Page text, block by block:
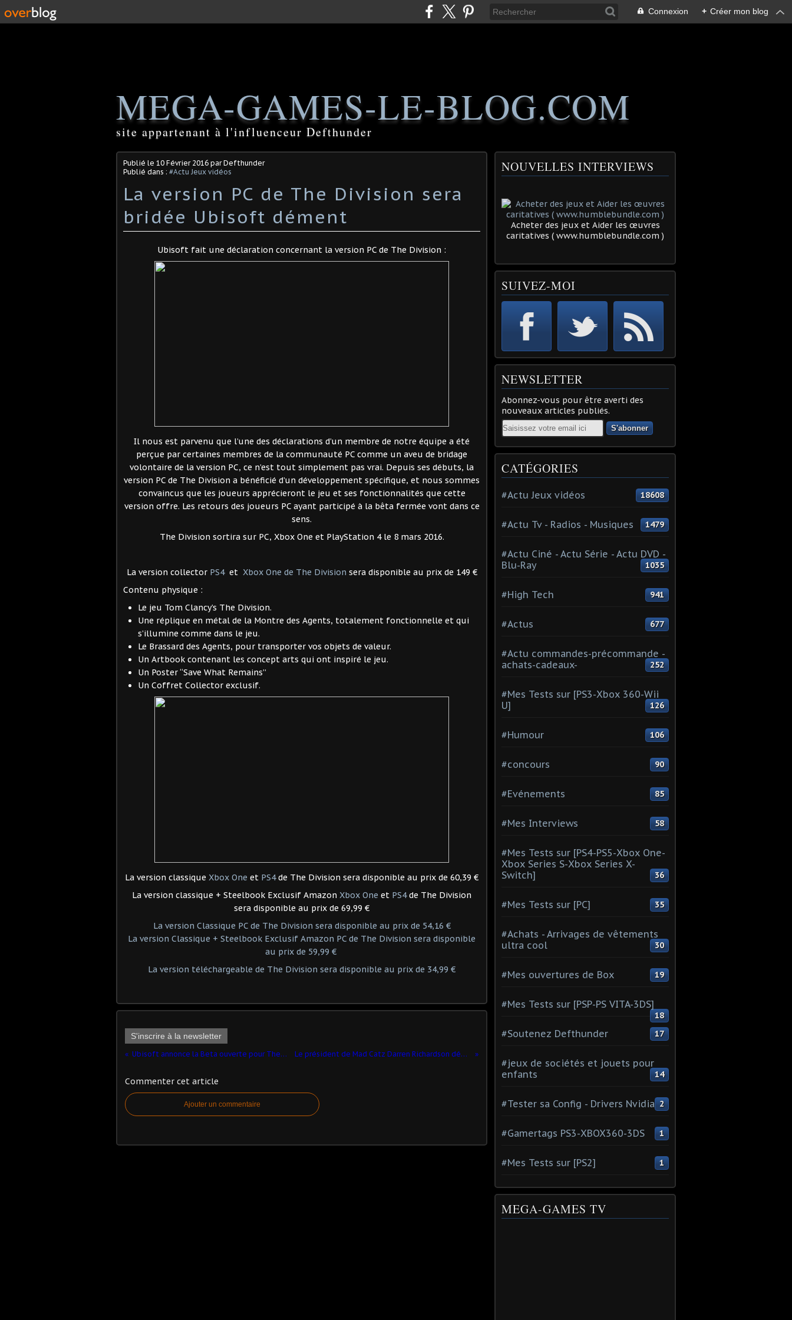
Connexion + Créer mon blog
MEGA-GAMES-LE-BLOG.COM
site appartenant à l'influenceur Defthunder
Publié le 10 Février 2016 par Defthunder
Publié dans : #Actu Jeux vidéos
La version PC de The Division sera
bridée Ubisoft dément
Ubisoft fait une déclaration concernant la version PC de The Division :
Il nous est parvenu que l’une des déclarations d’un membre de notre équipe a été
perçue par certaines membres de la communauté PC comme un aveu de bridage
volontaire de la version PC, ce n’est tout simplement pas vrai. Depuis ses débuts, la
version PC de The Division a bénéficié d’un développement spécifique, et nous sommes
convaincus que les joueurs apprécieront le jeu et ses fonctionnalités que cette
version offre. Les retours des joueurs PC ayant participé à la bêta fermée vont dans ce
sens.
The Division sortira sur PC, Xbox One et PlayStation 4 le 8 mars 2016.
La version collector PS4et Xbox One de The Division sera disponible au prix de 149 €
Contenu physique :
Le jeu Tom Clancy’s The Division.
Une réplique en métal de la Montre des Agents, totalement fonctionnelle et qui
s’illumine comme dans le jeu.
Le Brassard des Agents, pour transporter vos objets de valeur.
Un Artbook contenant les concept arts qui ont inspiré le jeu.
Un Poster “Save What Remains”
Un Coffret Collector exclusif.
La version classique Xbox One et PS4de The Division sera disponible au prix de 60,39 €
La version classique + Steelbook Exclusif Amazon Xbox One et PS4de The Division
sera disponible au prix de 69,99 €
La version Classique PC de The Division sera disponible au prix de 54,16 €
La version Classique + Steelbook Exclusif Amazon PC de The Division sera disponible
au prix de 59,99 €
La version téléchargeable de The Division sera disponible au prix de 34,99 €
S'inscrire à la newsletter
Ubisoft annonce la Beta ouverte pour The Division Le président de Mad Catz Darren Richardson démissionne
Commenter cet article
Ajouter un commentaire
NOUVELLES INTERVIEWS
Acheter des jeux et Aider les œuvres
caritatives ( www.humblebundle.com )
SUIVEZ-MOI
NEWSLETTER
Abonnez-vous pour être averti des
nouveaux articles publiés.
Email
CATÉGORIES
#Actu Jeux vidéos 18608
#Actu Tv - Radios - Musiques 1479
#Actu Ciné - Actu Série - Actu DVD -
Blu-Ray
1035
#High Tech 941
#Actus 677
#Actu commandes-précommande -
achats-cadeaux-
252
#Mes Tests sur [PS3-Xbox 360-Wii
U]
126
#Humour 106
#concours 90
#Evénements 85
#Mes Interviews 58
#Mes Tests sur [PS4-PS5-Xbox One-
Xbox Series S-Xbox Series X-
Switch]
36
#Mes Tests sur [PC] 35
#Achats - Arrivages de vêtements
ultra cool
30
#Mes ouvertures de Box 19
#Mes Tests sur [PSP-PS VITA-3DS]
18
#Soutenez Defthunder 17
#jeux de sociétés et jouets pour
enfants
14
#Tester sa Config - Drivers Nvidia 2
#Gamertags PS3-XBOX360-3DS 1
#Mes Tests sur [PS2] 1
MEGA-GAMES TV